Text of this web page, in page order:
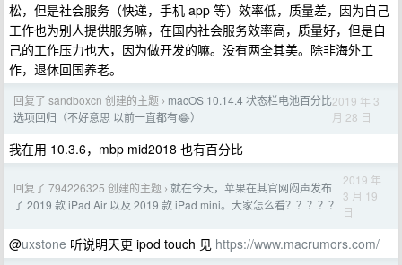
松，但是社会服务（快递，手机 app 等）效率低，质量差，因为自己
工作也为别人提供服务嘛，在国内社会服务效率高，质量好，但是自
己的工作压力也大，因为做开发的嘛。没有两全其美。除非海外工
作，退休回国养老。
回复了 sandboxcn 创建的主题 › macOS 10.14.4 状态栏电池百分比
选项回归（不好意思 以前一直都有😂）
2019 年 3
月 28 日
我在用 10.3.6，mbp mid2018 也有百分比
回复了 794226325 创建的主题 › 就在今天，苹果在其官网闷声发布
了 2019 款 iPad Air 以及 2019 款 iPad mini。大家怎么看？？？？？
2019 年
3 月 19
日
@uxstone 听说明天更 ipod touch 见 https://www.macrumors.com/